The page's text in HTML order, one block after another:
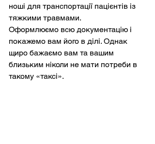
ноші для транспортації пацієнтів із
тяжкими травмами.
Оформлюємо всю документацію і
покажемо вам його в ділі. Однак
щиро бажаємо вам та вашим
близьким ніколи не мати потреби в
такому «таксі».